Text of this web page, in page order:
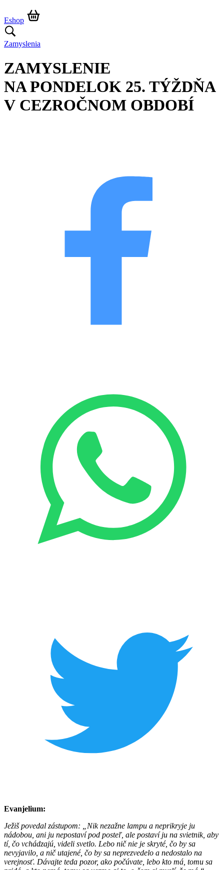
Eshop
Zamyslenia
ZAMYSLENIE
NA PONDELOK 25. TÝŽDŇA
V CEZROČNOM OBDOBÍ
Evanjelium:
Ježiš povedal zástupom: „Nik nezažne lampu a neprikryje ju
nádobou, ani ju nepostaví pod posteľ, ale postaví ju na svietnik, aby
tí, čo vchádzajú, videli svetlo. Lebo nič nie je skryté, čo by sa
nevyjavilo, a nič utajené, čo by sa neprezvedelo a nedostalo na
verejnosť. Dávajte teda pozor, ako počúvate, lebo kto má, tomu sa